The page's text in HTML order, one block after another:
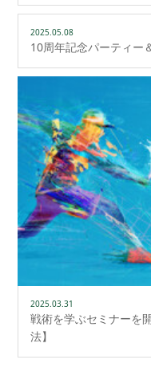
2025.05.08
10周年記念パーティー
2025.03.31
戦術を学ぶセミナーを
法】